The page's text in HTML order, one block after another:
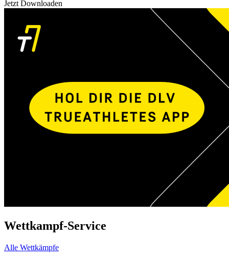
Jetzt Downloaden
Wettkampf-Service
Alle Wettkämpfe